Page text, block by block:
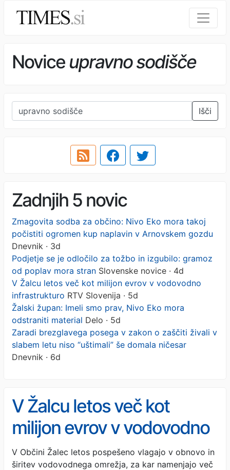
Novice upravno sodišče
Išči
Zadnjih 5 novic
Zmagovita sodba za občino: Nivo Eko mora takoj
počistiti ogromen kup naplavin v Arnovskem gozdu
Dnevnik · 3d
Podjetje se je odločilo za tožbo in izgubilo: gramoz
od poplav mora stran Slovenske novice · 4d
V Žalcu letos več kot milijon evrov v vodovodno
infrastrukturo RTV Slovenija · 5d
Žalski župan: Imeli smo prav, Nivo Eko mora
odstraniti material Delo · 5d
Zaradi brezglavega posega v zakon o zaščiti živali v
slabem letu niso “uštimali” še domala ničesar
Dnevnik · 6d
V Žalcu letos več kot
milijon evrov v vodovodno
infrastrukturo
V Občini Žalec letos pospešeno vlagajo v obnovo in
širitev vodovodnega omrežja, za kar namenjajo več